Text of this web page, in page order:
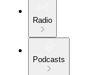
Radio
Podcasts